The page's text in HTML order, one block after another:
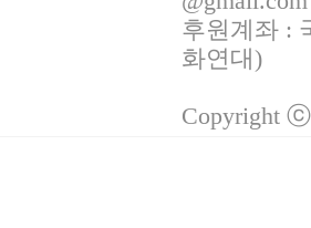
후원계좌 :
화연대)
Copyright